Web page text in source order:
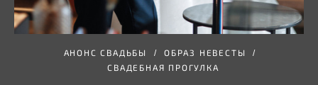
АНОНС СВАДЬБЫ
ОБРАЗ НЕВЕСТЫ
СВАДЕБНАЯ ПРОГУЛКА